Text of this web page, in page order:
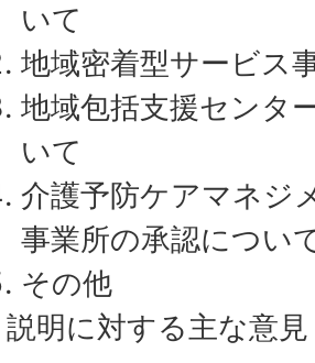
いて
地域密着型サービス
地域包括支援センタ
いて
介護予防ケアマネジ
事業所の承認につい
その他
説明に対する主な意